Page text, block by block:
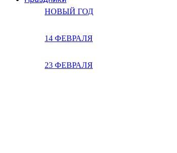
НОВЫЙ ГОД
14 ФЕВРАЛЯ
23 ФЕВРАЛЯ